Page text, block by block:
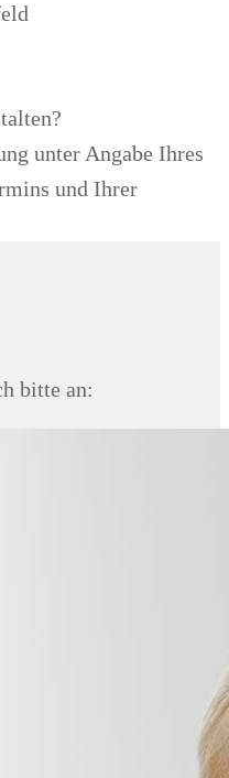
unter Angabe Ihres
und Ihrer
bitte an: